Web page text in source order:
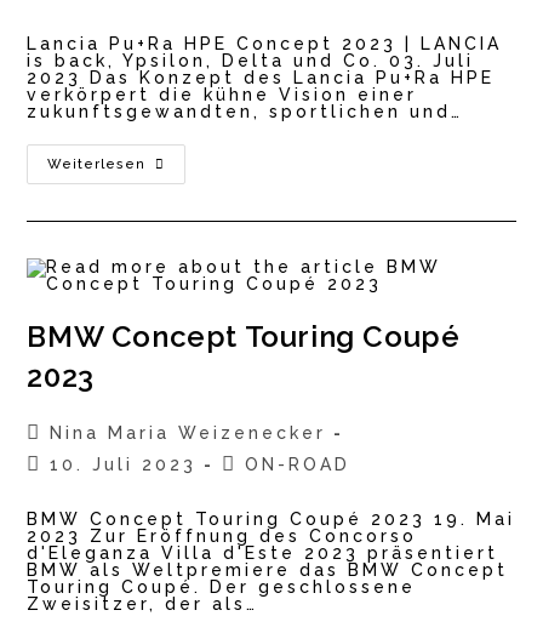
Lancia Pu+Ra HPE Concept 2023 | LANCIA
is back, Ypsilon, Delta und Co. 03. Juli
2023 Das Konzept des Lancia Pu+Ra HPE
verkörpert die kühne Vision einer
zukunftsgewandten, sportlichen und…
Weiterlesen
Lancia
Pu+Ra
BMW Concept Touring Coupé
2023
Beitrags-
Autor:
Nina Maria Weizenecker
Beitrag
10. Juli 2023
Beitrags-
ON-ROAD
BMW Concept Touring Coupé 2023 19. Mai
2023 Zur Eröffnung des Concorso
d'Eleganza Villa d'Este 2023 präsentiert
BMW als Weltpremiere das BMW Concept
Touring Coupé. Der geschlossene
Zweisitzer, der als…